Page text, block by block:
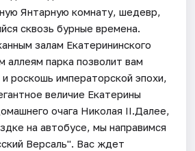
Янтарную комнату, шедевр,
сквозь бурные времена.
залам Екатерининского
аллеям парка позволит вам
и роскошь императорской эпохи,
величие Екатерины
очага Николая II.Далее,
на автобусе, мы направимся
Версаль". Вас ждет